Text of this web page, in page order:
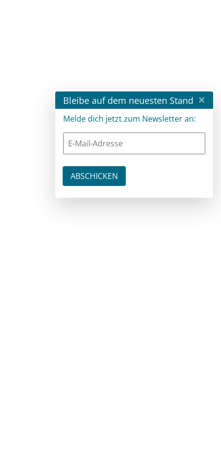
Bleibe auf dem neuesten Stand ×
Melde dich jetzt zum Newsletter an: